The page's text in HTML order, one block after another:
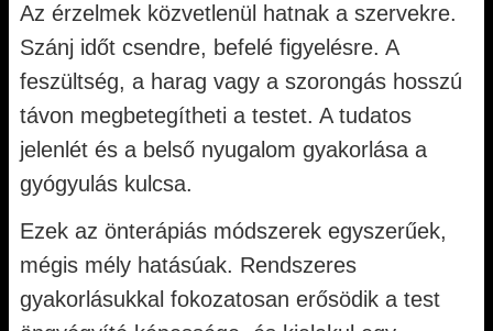
Az érzelmek közvetlenül hatnak a szervekre.
Szánj időt csendre, befelé figyelésre. A
feszültség, a harag vagy a szorongás hosszú
távon megbetegítheti a testet. A tudatos
jelenlét és a belső nyugalom gyakorlása a
gyógyulás kulcsa.
Ezek az önterápiás módszerek egyszerűek,
mégis mély hatásúak. Rendszeres
gyakorlásukkal fokozatosan erősödik a test